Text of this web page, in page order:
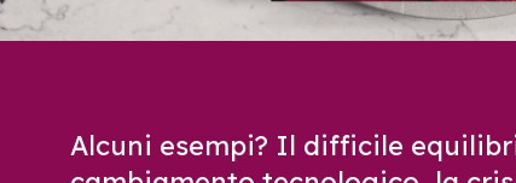
Alcuni esempi? Il difficile